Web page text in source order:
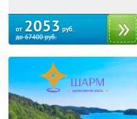
от 2053 руб.
до67400руб.